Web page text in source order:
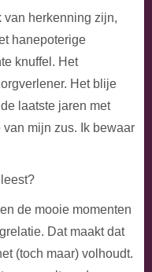
van herkenning zijn,
hanepoterige
knuffel. Het
Het blije
laatste jaren met
mijn zus. Ik bewaar
de mooie momenten
Dat maakt dat
(toch maar) volhoudt.